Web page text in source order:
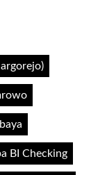
BI Checking